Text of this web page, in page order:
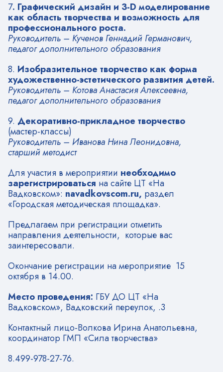
7. Графический дизайн и 3-D моделирование
как область творчества и возможность для
профессионального роста.
Руководитель – Кученов Геннадий Германович,
педагог дополнительного образования
8. Изобразительное творчество как форма
художественно-эстетического развития детей.
Руководитель – Котова Анастасия Алексеевна,
педагог дополнительного образования
9. Декоративно-прикладное творчество
(мастер-классы)
Руководитель – Иванова Нина Леонидовна,
старший методист
Для участия в мероприятии необходимо
зарегистрироваться на сайте ЦТ «На
Вадковском»: navadkovscom.ru, раздел
«Городская методическая площадка».
Предлагаем при регистрации отметить
направления деятельности, которые вас
заинтересовали.
Окончание регистрации на мероприятие 15
октября в 14.00.
Место проведения: ГБУ ДО ЦТ «На
Вадковском», Вадковский переулок, .3
Контактный лицо-Волкова Ирина Анатольевна,
координатор ГМП «Сила творчества»
8.499-978-27-76.